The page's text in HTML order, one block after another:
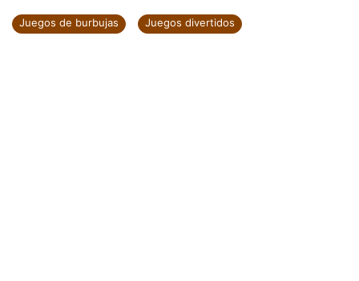
Juegos de burbujas Juegos divertidos